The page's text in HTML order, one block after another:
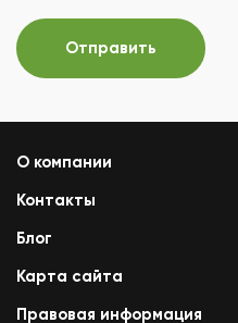
Отправить
О компании
Контакты
Блог
Карта сайта
Правовая информация